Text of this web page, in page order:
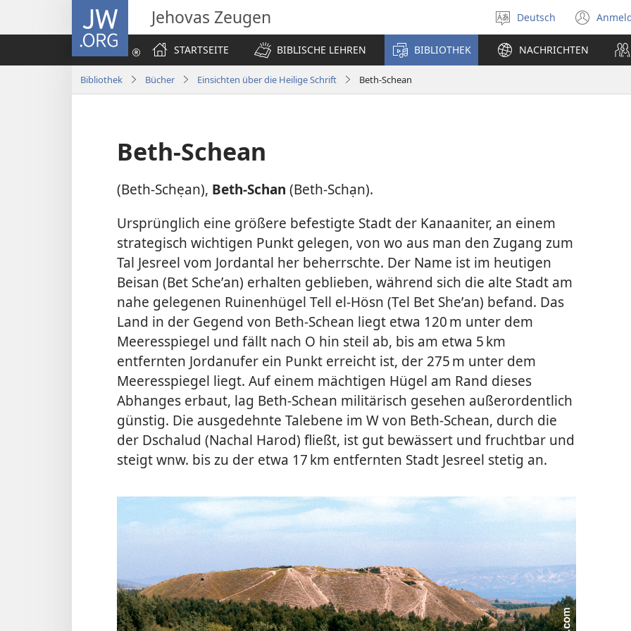
JW.ORG Jehovas Zeugen
Sprache
auswählen
Deutsch
STARTSEITE
BIBLISCHE LEHREN BIBLIOTHEK NACHRICHTEN
Bibliothek Bücher Einsichten über die Heilige Schrift Beth-Schean
Beth-Schean
(Beth-Schẹan), Beth-Schan (Beth-Schạn).
Ursprünglich eine größere befestigte Stadt der Kanaaniter, an einem
strategisch wichtigen Punkt gelegen, von wo aus man den Zugang zum
Tal Jesreel vom Jordantal her beherrschte. Der Name ist im heutigen
Beisan (Bet Scheʼan) erhalten geblieben, während sich die alte Stadt am
nahe gelegenen Ruinenhügel Tell el-Hösn (Tel Bet Sheʼan) befand. Das
Land in der Gegend von Beth-Schean liegt etwa 120 m unter dem
Meeresspiegel und fällt nach O hin steil ab, bis am etwa 5 km
entfernten Jordanufer ein Punkt erreicht ist, der 275 m unter dem
Meeresspiegel liegt. Auf einem mächtigen Hügel am Rand dieses
Abhanges erbaut, lag Beth-Schean militärisch gesehen außerordentlich
günstig. Die ausgedehnte Talebene im W von Beth-Schean, durch die
der Dschalud (Nachal Harod) fließt, ist gut bewässert und fruchtbar und
steigt wnw. bis zu der etwa 17 km entfernten Stadt Jesreel stetig an.